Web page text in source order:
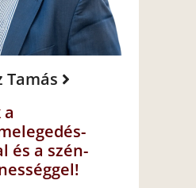
Tamás
és a szén-